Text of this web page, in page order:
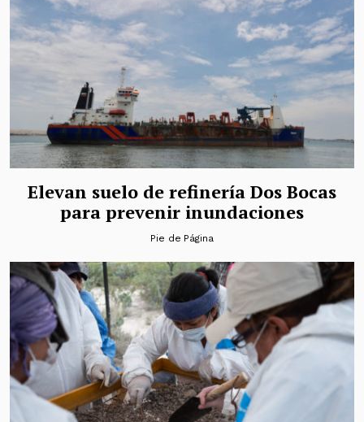
Elevan suelo de refinería Dos Bocas
para prevenir inundaciones
Pie de Página